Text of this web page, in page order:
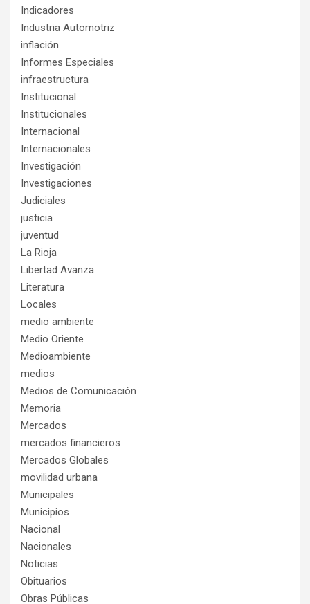
Indicadores
Industria Automotriz
inflación
Informes Especiales
infraestructura
Institucional
Institucionales
Internacional
Internacionales
Investigación
Investigaciones
Judiciales
justicia
juventud
La Rioja
Libertad Avanza
Literatura
Locales
medio ambiente
Medio Oriente
Medioambiente
medios
Medios de Comunicación
Memoria
Mercados
mercados financieros
Mercados Globales
movilidad urbana
Municipales
Municipios
Nacional
Nacionales
Noticias
Obituarios
Obras Públicas